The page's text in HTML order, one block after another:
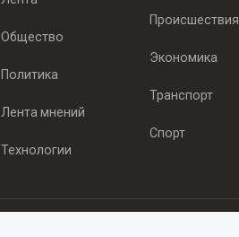
Общество
Политика
Лента мнений
Технологии
Происшествия
Экономика
Транспорт
Спорт